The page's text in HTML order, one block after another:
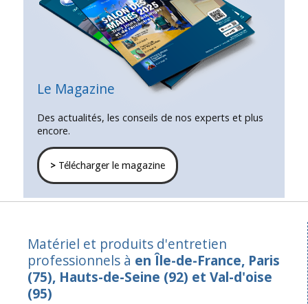
Le Magazine
Des actualités, les conseils de nos experts et plus
encore.
>Télécharger le magazine
Matériel et produits d'entretien
professionnels à en Île-de-France, Paris
(75), Hauts-de-Seine (92) et Val-d'oise
(95)